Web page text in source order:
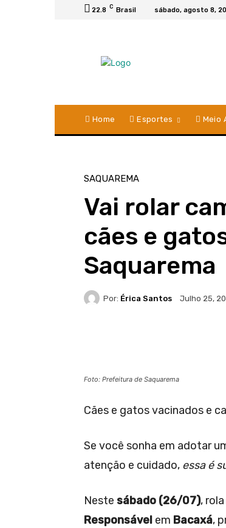
22.8 C Brasil sábado, agosto 8,
Home Esportes Meio
SAQUAREMA
Vai rolar
cães e
Saquarema
Por: Érica Santos Julho 25,
Foto: Prefeitura de Saquarema
Cães e gatos vacinados e
Se você sonha em adotar
atenção e cuidado, essa é
Neste sábado (26/07),
Responsável em Bacaxá,